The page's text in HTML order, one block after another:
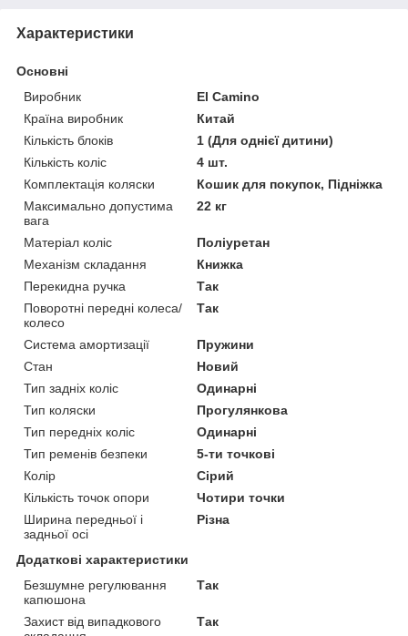
Характеристики
Основні
Виробник
El Camino
Країна виробник
Китай
Кількість блоків
1 (Для однієї дитини)
Кількість коліс
4 шт.
Комплектація коляски
Кошик для покупок, Підніжка
Максимально допустима
вага
22 кг
Матеріал коліс
Поліуретан
Механізм складання
Книжка
Перекидна ручка
Так
Поворотні передні колеса/
колесо
Так
Система амортизації
Пружини
Стан
Новий
Тип задніх коліс
Одинарні
Тип коляски
Прогулянкова
Тип передніх коліс
Одинарні
Тип ременів безпеки
5-ти точкові
Колір
Сірий
Кількість точок опори
Чотири точки
Ширина передньої і
задньої осі
Різна
Додаткові характеристики
Безшумне регулювання
капюшона
Так
Захист від випадкового
Так